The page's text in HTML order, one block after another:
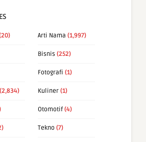
Arti Nama (1,997)
Bisnis (252)
Fotografi (1)
(2,834) Kuliner (1)
Otomotif (4)
Tekno (7)